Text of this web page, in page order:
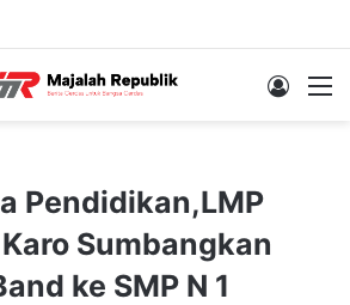
Log In
Pendidikan,LMP
Sumbangkan
ke SMP N 1